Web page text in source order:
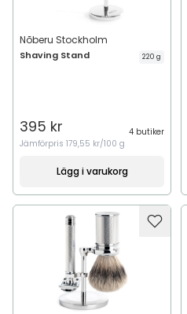
Nõberu Stockholm
Shaving Stand 220 g
395 kr
4 butiker
Jämförpris 179,55 kr/100 g
Lägg i varukorg